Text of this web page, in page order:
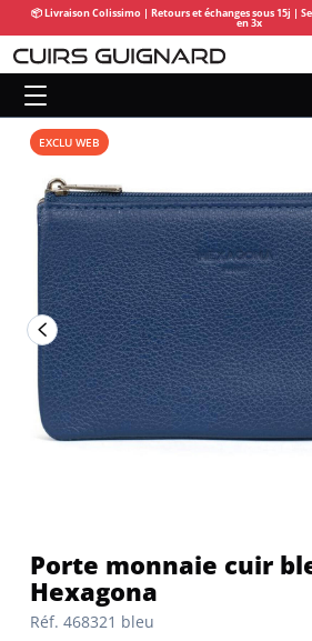
📦 Livraison Colissimo | Retours et échanges sous 15j |
en 3x
Réf. 468321 bleu
Porte monnaie cuir bleu
Hexagona
EXCLU WEB